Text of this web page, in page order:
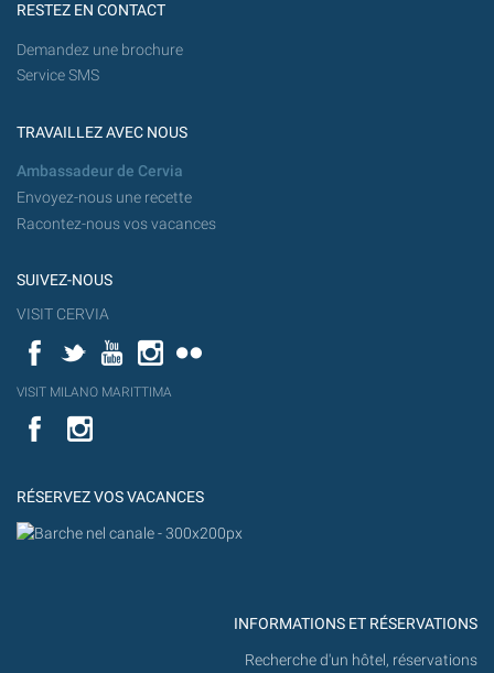
RESTEZ EN CONTACT
Demandez une brochure
Service SMS
TRAVAILLEZ AVEC NOUS
Ambassadeur de Cervia
Envoyez-nous une recette
Racontez-nous vos vacances
SUIVEZ-NOUS
VISIT CERVIA
FacebookTwitterYouTubeInstagram
YouT
VISIT MILANO MARITTIMA
Flick
VISIT
MILANO
YouTube
RÉSERVEZ VOS VACANCES
INFORMATIONS ET RÉSERVATIONS
Recherche d'un hôtel, réservations